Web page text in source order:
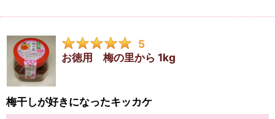
5
お徳用 梅の里から 1kg
梅干しが好きになったキッカケ